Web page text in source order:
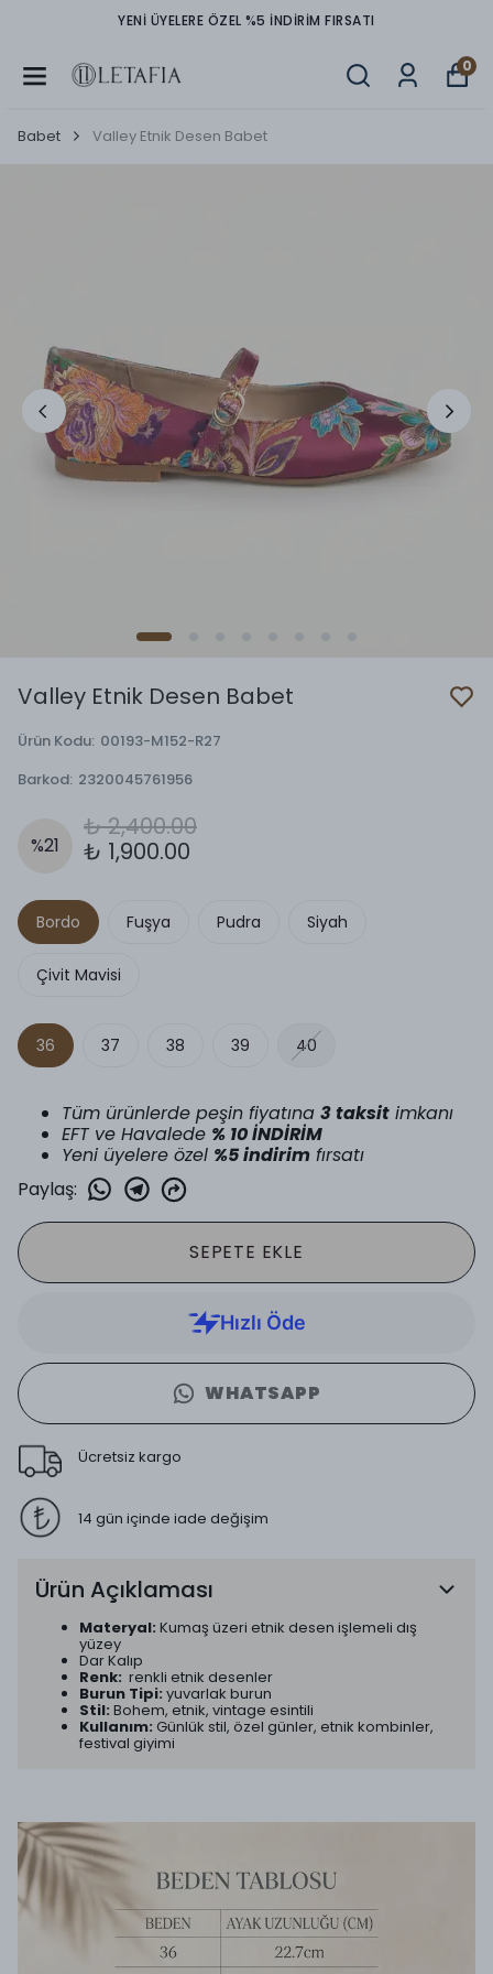
TÜM ÜRÜNLERDE PEŞİN
0
Babet Valley Etnik Desen Babet
Valley Etnik Desen Babet
Ürün Kodu: 00193-M152-R27
Barkod: 2320045761956
%21
₺ 2,400.00
₺ 1,900.00
Bordo Fuşya Pudra Siyah
Çivit Mavisi
36 37 38 39 40
Tüm ürünlerde peşin fiyatına 3 taksit imkanı
EFT ve Havalede % 10 İNDİRİM
Yeni üyelere özel %5 indirim fırsatı
Paylaş:
SEPETE EKLE
WHATSAPP
Ücretsiz kargo
14 gün içinde iade değişim
Ürün Açıklaması
Materyal: Kumaş üzeri etnik desen işlemeli dış
yüzey
Dar Kalıp
Renk: renkli etnik desenler
Burun Tipi: yuvarlak burun
Stil: Bohem, etnik, vintage esintili
Kullanım: Günlük stil, özel günler, etnik kombinler,
festival giyimi